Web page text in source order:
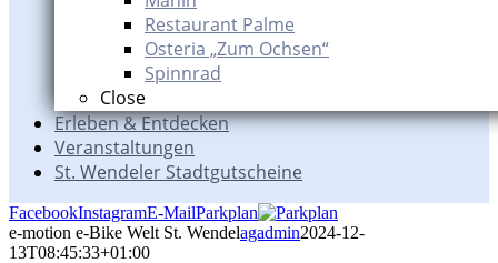
Restaurant Palme
Osteria „Zum Ochsen“
Spinnrad
Close
Erleben & Entdecken
Veranstaltungen
St. Wendeler Stadtgutscheine
FacebookInstagramE-MailParkplan
e-motion e-Bike Welt St. Wendelagadmin2024-12-
13T08:45:33+01:00